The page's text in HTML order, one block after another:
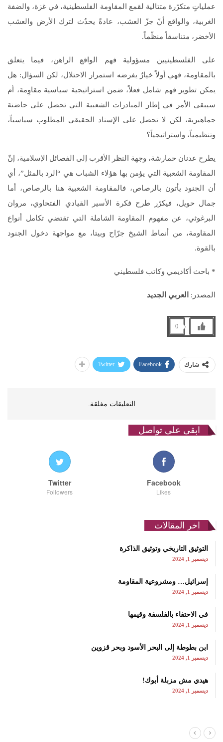
عملياتٍ متكرّرة متتالية لقمع المقاومة الفلسطينية، في غزة، والضفة
الغربية، والواقع أنّ جزّ العشب، عادةً يحدُث لترك الأرض والعشب
الأخضر، متناسقاً منظّماً.
على الفلسطينيين مسؤولية فهم الواقع الراهن، فيما يتعلق
بالمقاومة، فهي أولاً خيارٌ يفرضه استمرار الاحتلال، لكن السؤال: هل
يمكن تطوير فهم شامل فعلاً، ضمن استراتيجية سياسية مقاوِمة، أم
سيبقى الأمر في إطار المبادرات الشعبية التي تحصل على حاضنة
جماهيرية، لكن لا تحصل على الإسناد الحقيقي المطلوب سياسياً،
وتنظيمياً، واستراتيجياً؟
يطرح عدنان حمارشة، وجهة النظر الأقرب إلى الفصائل الإسلامية، إنّ
المقاومة الشعبية التي يؤمن بها هؤلاء الشباب هي “الرد بالمثل”، أي
أن الجنود يأتون بالرصاص، فالمقاومة الشعبية هنا بالرصاص، أما
جمال حويل، فيكرّر طرح فكرة الأسير القيادي الفتحاوي، مروان
البرغوثي، عن مفهوم المقاومة الشاملة التي تقتضي تكامل أنواع
المقاومة، من أنماط الشيخ جرّاح وبيتا، مع مواجهة دخول الجنود
بالقوة.
* باحث أكاديمي وكاتب فلسطيني
المصدر: العربي الجديد
0
شارك Facebook
Twitter
التعليقات مغلقة.
ابقى على تواصل
Facebook
Likes
Twitter
Followers
اخر المقالات
التوثيق التاريخي وتوثيق الذاكرة
ديسمبر 1, 2024
إسرائيل… ومشروعية المقاومة
ديسمبر 1, 2024
في الاحتفاء بالفلسفة وقيمها
ديسمبر 1, 2024
ابن بطوطة إلى البحر الأسود وبحر قزوين
ديسمبر 1, 2024
هيدي مش مزبلة أبوك!
ديسمبر 1, 2024